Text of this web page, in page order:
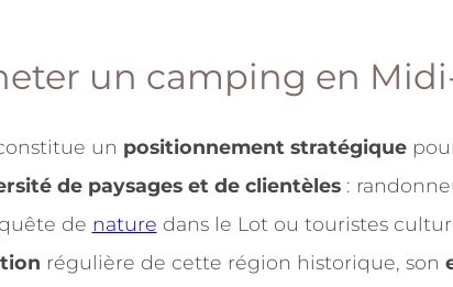
un camping en
un positionnement stratégique
de paysages et de clientèles :
de nature dans le Lot ou touristes
régulière de cette région historique, son